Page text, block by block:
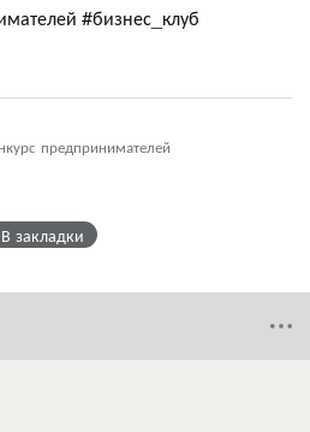
#бизнес_клуб
предпринимателей
В закладки